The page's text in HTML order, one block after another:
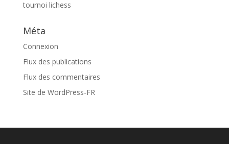
tournoi lichess
Méta
Connexion
Flux des publications
Flux des commentaires
Site de WordPress-FR